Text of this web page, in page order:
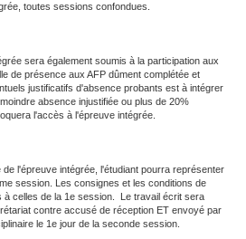
toutes sessions confondues.
sera également soumis à la participation aux
de présence aux AFP dûment complétée et
justificatifs d'absence probants est à intégrer
absence injustifiée ou plus de 20%
l'accès à l'épreuve intégrée.
l'épreuve intégrée, l'étudiant pourra représenter
session. Les consignes et les conditions de
à celles de la 1e session. Le travail écrit sera
contre accusé de réception ET envoyé par
le 1e jour de la seconde session.